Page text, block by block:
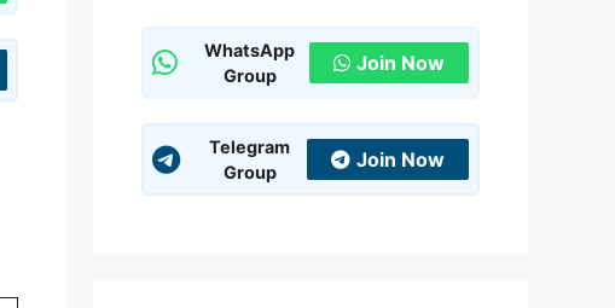
WhatsApp
Group
Join Now
Telegram
Group
Join Now